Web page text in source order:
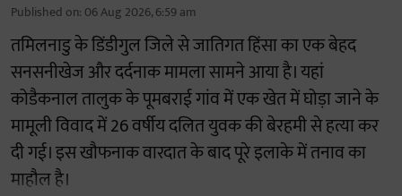
Published on: 06 Aug 2026, 6:59 am
तमिलनाडु के डिंडीगुल जिले से जातिगत हिंसा का एक बेहद
सनसनीखेज और दर्दनाक मामला सामने आया है। यहां
कोडैकनाल तालुक के पूमबराई गांव में एक खेत में घोड़ा जाने के
मामूली विवाद में 26 वर्षीय दलित युवक की बेरहमी से हत्या कर
दी गई। इस खौफनाक वारदात के बाद पूरे इलाके में तनाव का
माहौल है।